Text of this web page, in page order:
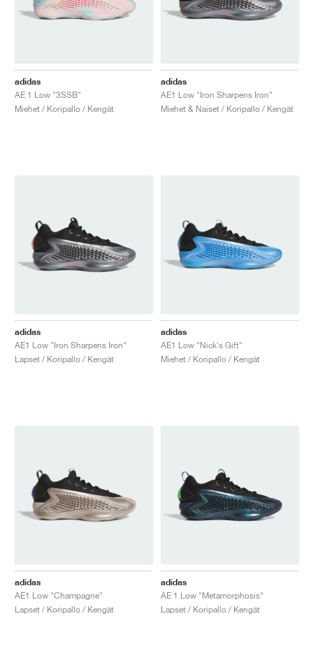
adidas
AE 1 Low "3SSB"
Miehet / Koripallo / Kengät
adidas
AE1 Low "Iron Sharpens Iron"
Miehet & Naiset / Koripallo / Kengät
adidas
AE1 Low "Iron Sharpens Iron"
Lapset / Koripallo / Kengät
adidas
AE1 Low "Nick's Gift"
Miehet / Koripallo / Kengät
adidas
AE1 Low "Champagne"
Lapset / Koripallo / Kengät
adidas
AE 1 Low "Metamorphosis"
Lapset / Koripallo / Kengät